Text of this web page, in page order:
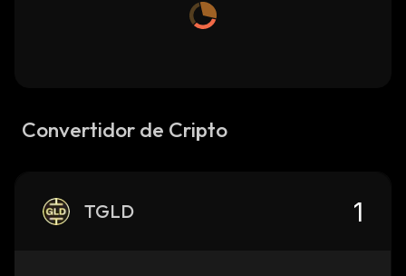
Convertidor de Cripto
TGLD